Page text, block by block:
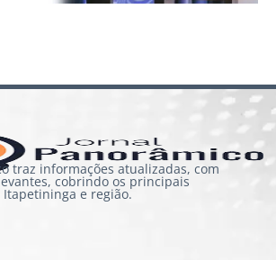
traz informações atualizadas, com
cobrindo os principais
e região.